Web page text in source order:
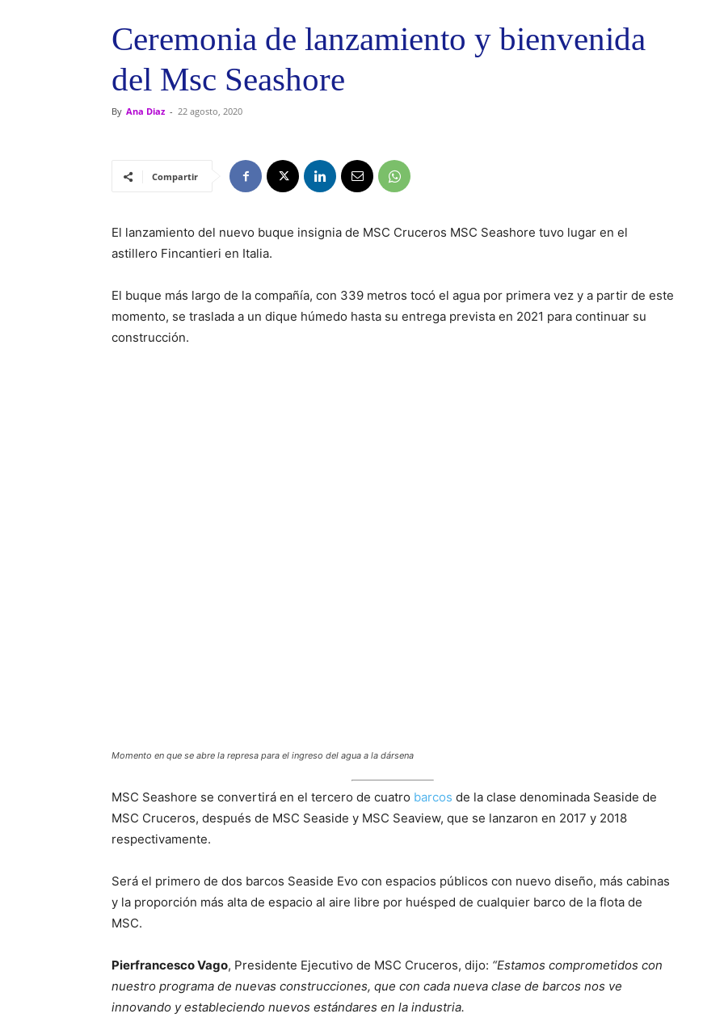
Ceremonia de lanzamiento y bienvenida
del Msc Seashore
By Ana Diaz - 22 agosto, 2020
Compartir
El lanzamiento del nuevo buque insignia de MSC Cruceros MSC Seashore tuvo lugar en el
astillero Fincantieri en Italia.
El buque más largo de la compañía, con 339 metros tocó el agua por primera vez y a partir de este
momento, se traslada a un dique húmedo hasta su entrega prevista en 2021 para continuar su
construcción.
Momento en que se abre la represa para el ingreso del agua a la dársena
MSC Seashore se convertirá en el tercero de cuatro barcos de la clase denominada Seaside de
MSC Cruceros, después de MSC Seaside y MSC Seaview, que se lanzaron en 2017 y 2018
respectivamente.
Será el primero de dos barcos Seaside Evo con espacios públicos con nuevo diseño, más cabinas
y la proporción más alta de espacio al aire libre por huésped de cualquier barco de la flota de
MSC.
Pierfrancesco Vago, Presidente Ejecutivo de MSC Cruceros, dijo: “Estamos comprometidos con
nuestro programa de nuevas construcciones, que con cada nueva clase de barcos nos ve
innovando y estableciendo nuevos estándares en la industria.